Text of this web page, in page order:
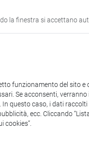
MEDITERRANEA -
la finestra si accettano
funzionamento del sito
Se acconsenti,
questo caso, i dati
ecc. Cliccando
cookies”.